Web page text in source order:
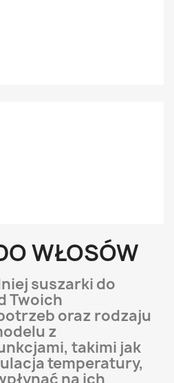
WŁOSÓW
suszarki do
Twoich
oraz rodzaju
z
takimi jak
temperatury,